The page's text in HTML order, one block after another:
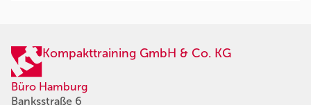
Kompakttraining GmbH & Co. KG
Büro Hamburg
Banksstraße 6